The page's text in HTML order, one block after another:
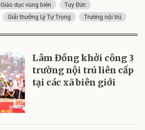
Giáo dục vùng biên
Tuy Đức
Giải thưởng Lý Tự Trọng Trường nội trú
Lâm Đồng khởi công 3
trường nội trú liên cấp
tại các xã biên giới